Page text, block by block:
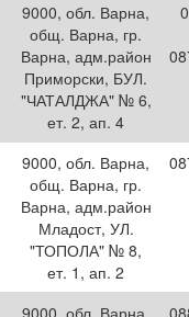
9000, обл. Варна,
общ. Варна, гр.
Варна, адм.район
Приморски, БУЛ.
"ЧАТАЛДЖА" № 6,
ет. 2, ап. 4
9000, обл. Варна,
общ. Варна, гр.
Варна, адм.район
Младост, УЛ.
"ТОПОЛА" № 8,
ет. 1, ап. 2
9000, обл. Варна,